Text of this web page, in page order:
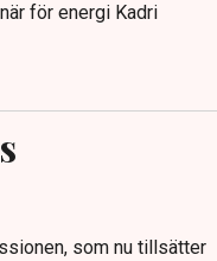
för energi Kadri
som nu tillsätter